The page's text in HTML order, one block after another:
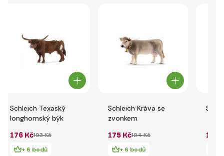
Schleich Texaský
longhornský býk
176 Kč193 Kč
+ 6 bodů
Schleich Kráva se
zvonkem
175 Kč194 Kč
+ 6 bodů
176